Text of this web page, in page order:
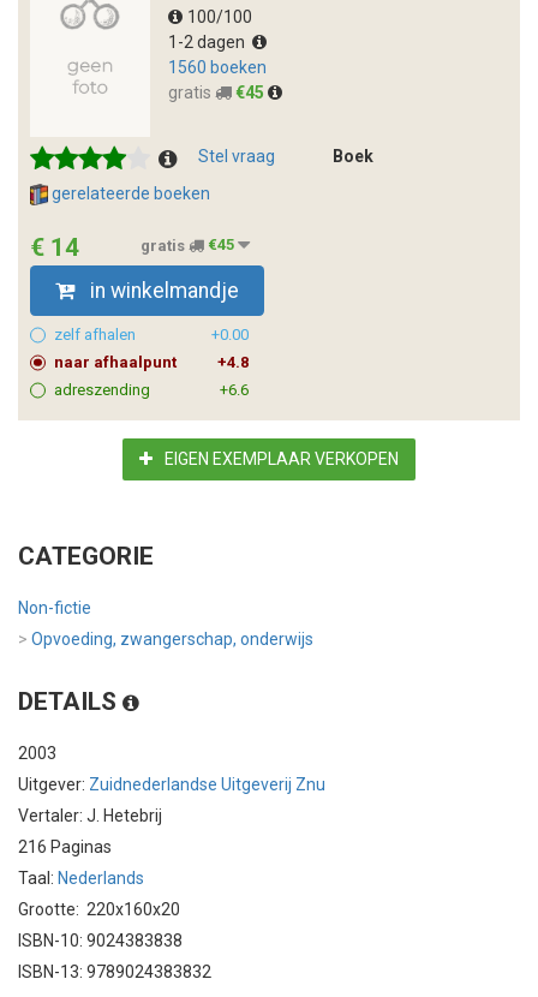
100/100
1-2 dagen
1560 boeken
gratis
€45
Stel vraag
Boek
gerelateerde boeken
€ 14 gratis €45
in winkelmandje
zelf afhalen
+0.00
naar afhaalpunt
+4.8
adreszending
+6.6
EIGEN EXEMPLAAR VERKOPEN
CATEGORIE
Non-fictie
> Opvoeding, zwangerschap, onderwijs
DETAILS
2003
Uitgever: Zuidnederlandse Uitgeverij Znu
Vertaler: J. Hetebrij
216 Paginas
Taal: Nederlands
Grootte: 220x160x20
ISBN-10: 9024383838
ISBN-13: 9789024383832